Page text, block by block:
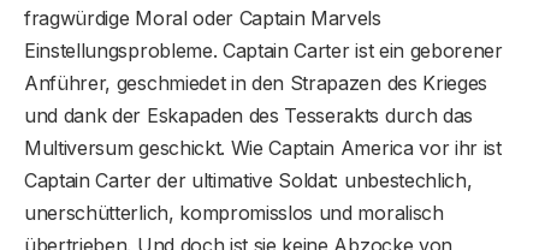
fragwürdige Moral oder Captain Marvels
Einstellungsprobleme. Captain Carter ist ein geborener
Anführer, geschmiedet in den Strapazen des Krieges
und dank der Eskapaden des Tesserakts durch das
Multiversum geschickt. Wie Captain America vor ihr ist
Captain Carter der ultimative Soldat: unbestechlich,
unerschütterlich, kompromisslos und moralisch